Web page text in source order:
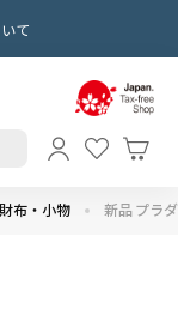
て
布・小物 新品 プラ